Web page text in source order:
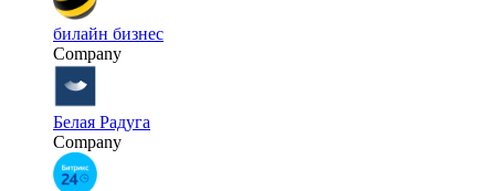
билайн бизнес
Company
Белая Радуга
Company